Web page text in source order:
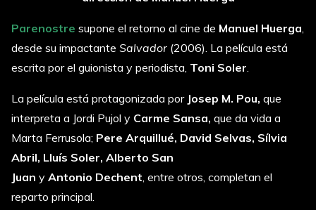
Parenostre supone el retorno al cine de Manuel Huerga
desde su impactante Salvador (2006). La película está
escrita por el guionista y periodista, Toni Soler
La película está protagonizada porJosep M. Pou, que
interpreta a Jordi Pujol y Carme Sansa, que da vida a
Marta Ferrusola; Pere Arquillué, David Selvas, Sílvia
Abril, Lluís Soler, Alberto San
Juan y Antonio Dechent , entre otros, completan el
reparto principal.